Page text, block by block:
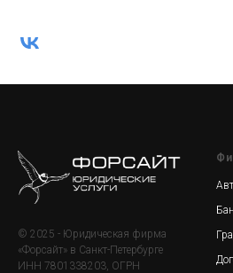
© 2025 - Юридическая фирма
«Форсайт» в Санкт-Петербурге
ИНН 7801338203, ОГРН